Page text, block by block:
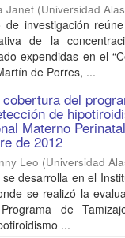
Janet (Universidad
de investigación
de la
expendidas en el
de Porres, ...
del
de
Materno
de 2012
Leo (Universidad
desarrolla en el
se realizó la
de
...